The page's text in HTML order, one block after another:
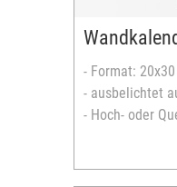
- Format:
- ausbelichtet
- Hoch- oder